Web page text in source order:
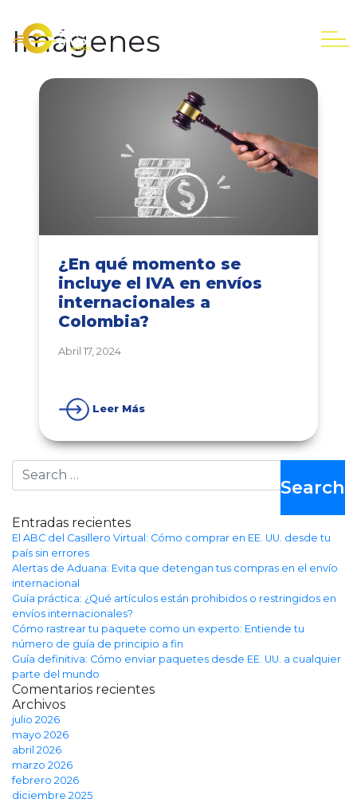
Imágenes
¿En qué momento se
incluye el IVA en envíos
internacionales a
Colombia?
Abril 17, 2024
Leer Más
Entradas recientes
El ABC del Casillero Virtual: Cómo comprar en EE. UU. desde tu
país sin errores
Alertas de Aduana: Evita que detengan tus compras en el envío
internacional
Guía práctica: ¿Qué artículos están prohibidos o restringidos en
envíos internacionales?
Cómo rastrear tu paquete como un experto: Entiende tu
número de guía de principio a fin
Guía definitiva: Cómo enviar paquetes desde EE. UU. a cualquier
parte del mundo
Comentarios recientes
Archivos
julio 2026
mayo 2026
abril 2026
marzo 2026
febrero 2026
diciembre 2025